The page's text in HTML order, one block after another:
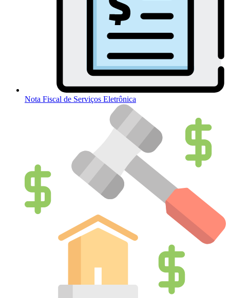
Nota Fiscal de Serviços Eletrônica